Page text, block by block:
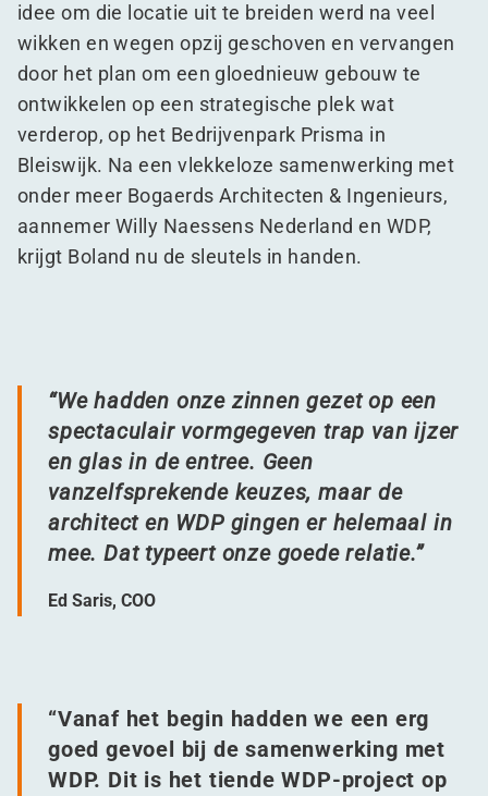
idee om die locatie uit te breiden werd na veel
wikken en wegen opzij geschoven en vervangen
door het plan om een gloednieuw gebouw te
ontwikkelen op een strategische plek wat
verderop, op het Bedrijvenpark Prisma in
Bleiswijk. Na een vlekkeloze samenwerking met
onder meer Bogaerds Architecten & Ingenieurs,
aannemer Willy Naessens Nederland en WDP,
krijgt Boland nu de sleutels in handen.
“We hadden onze zinnen gezet op een
spectaculair vormgegeven trap van ijzer
en glas in de entree. Geen
vanzelfsprekende keuzes, maar de
architect en WDP gingen er helemaal in
mee. Dat typeert onze goede relatie.”
Ed Saris, COO
“Vanaf het begin hadden we een erg
goed gevoel bij de samenwerking met
WDP. Dit is het tiende WDP-project op